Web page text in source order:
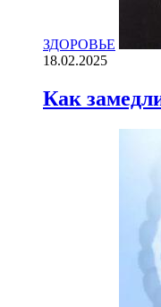
ЗДОРОВЬЕ
18.02.2025
Как